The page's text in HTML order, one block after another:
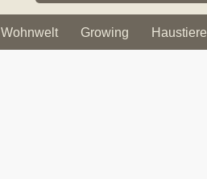
Wohnwelt Growing Haustiere